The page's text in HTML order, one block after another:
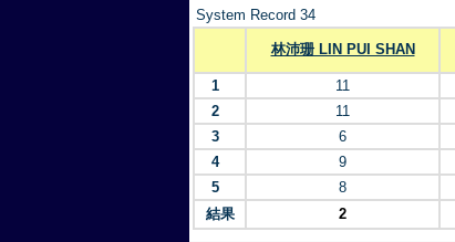
System Record 34
林沛珊 LIN PUI SHAN
1
11
2
11
3
6
4
9
5
8
結果
2